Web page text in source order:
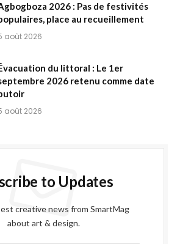
2026 : Pas de festivités
place au recueillement
août 2026
du littoral : Le 1er
2026 retenu comme date
août 2026
to Updates
creative news from SmartMag
about art & design.